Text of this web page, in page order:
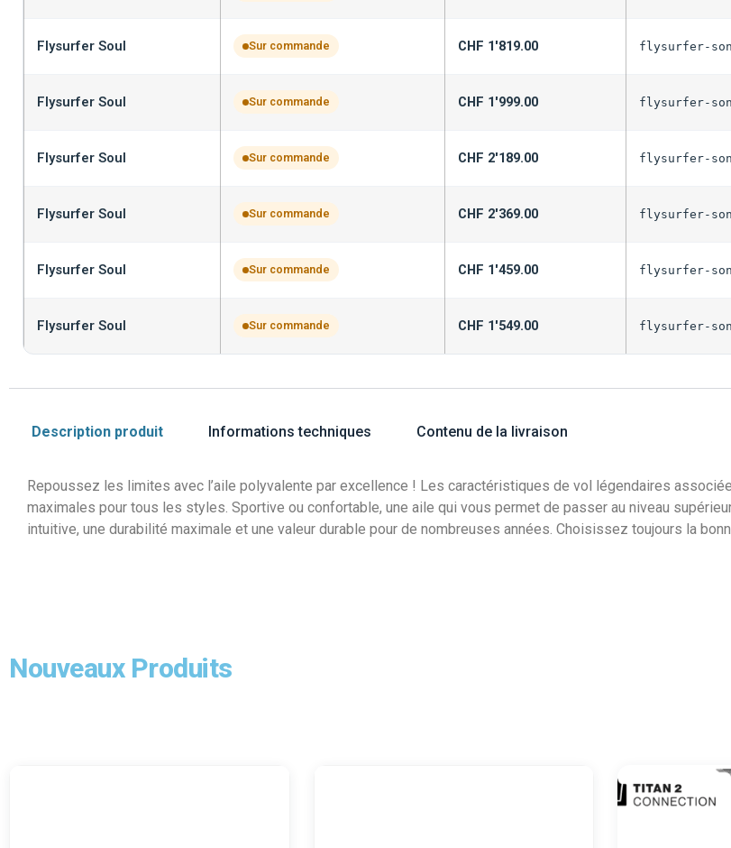
Flysurfer Soul Sur commande CHF 1'819.00 flysurfer-
Flysurfer Soul Sur commande CHF 1'999.00 flysurfer-
Flysurfer Soul Sur commande CHF 2'189.00 flysurfer-
Flysurfer Soul Sur commande CHF 2'369.00 flysurfer-
Flysurfer Soul Sur commande CHF 1'459.00 flysurfer-
Flysurfer Soul Sur commande CHF 1'549.00 flysurfer-
Description produit Informations techniques Contenu de la livraison
Repoussez les limites avec l’aile polyvalente par excellence ! Les caractéristiques de vol légendaires
maximales pour tous les styles. Sportive ou confortable, une aile qui vous permet de passer au niveau
intuitive, une durabilité maximale et une valeur durable pour de nombreuses années. Choisissez toujours la
Nouveaux Produits